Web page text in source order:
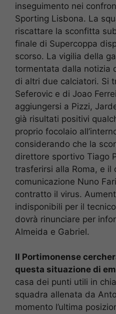
inseguimento nei
Sporting Lisbona. La
riscattare la sconfitta
finale di Supercoppa
scorso. La vigilia della
tormentata dalla notizia
di altri due calciatori. Si
Seferovic e di Joao
aggiungersi a Pizzi,
già risultati positivi
proprio focolaio
considerando che la
direttore sportivo Tiago
trasferirsi alla Roma, e il
comunicazione Nuno
contratto il virus.
indisponibili per il
dovrà rinunciare per
Almeida e Gabriel.
Il Portimonense
questa situazione di
casa dei punti utili in
squadra allenata da
momento l’ultima